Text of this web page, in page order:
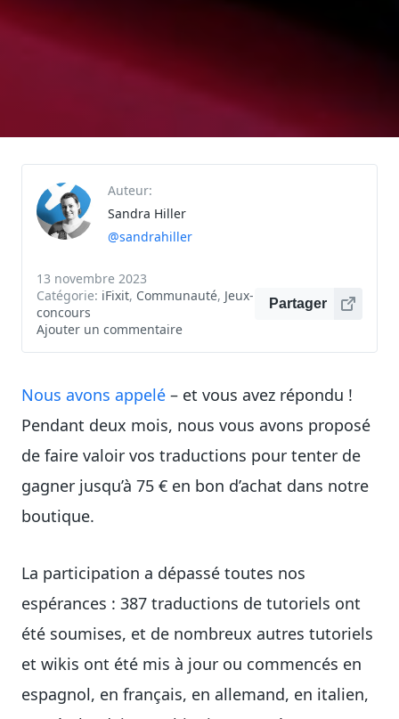
Auteur:
Sandra Hiller
@sandrahiller
13 novembre 2023
Catégorie: iFixit, Communauté, Jeux-
concours
Ajouter un commentaire
Partager
Nous avons appelé – et vous avez répondu !
Pendant deux mois, nous vous avons proposé
de faire valoir vos traductions pour tenter de
gagner jusqu’à 75 € en bon d’achat dans notre
boutique.
La participation a dépassé toutes nos
espérances : 387 traductions de tutoriels ont
été soumises, et de nombreux autres tutoriels
et wikis ont été mis à jour ou commencés en
espagnol, en français, en allemand, en italien,